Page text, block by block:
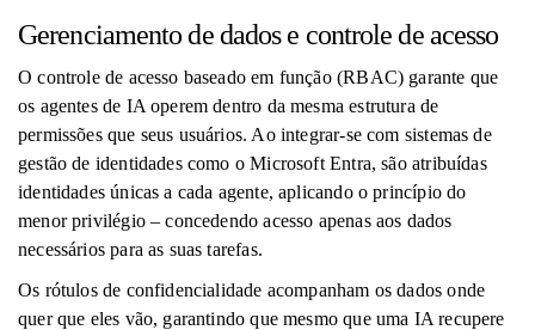
Gerenciamento de dados e controle de acesso
O controle de acesso baseado em função (RBAC) garante que
os agentes de IA operem dentro da mesma estrutura de
permissões que seus usuários. Ao integrar-se com sistemas de
gestão de identidades como o Microsoft Entra, são atribuídas
identidades únicas a cada agente, aplicando o princípio do
menor privilégio – concedendo acesso apenas aos dados
necessários para as suas tarefas.
Os rótulos de confidencialidade acompanham os dados onde
quer que eles vão, garantindo que mesmo que uma IA recupere